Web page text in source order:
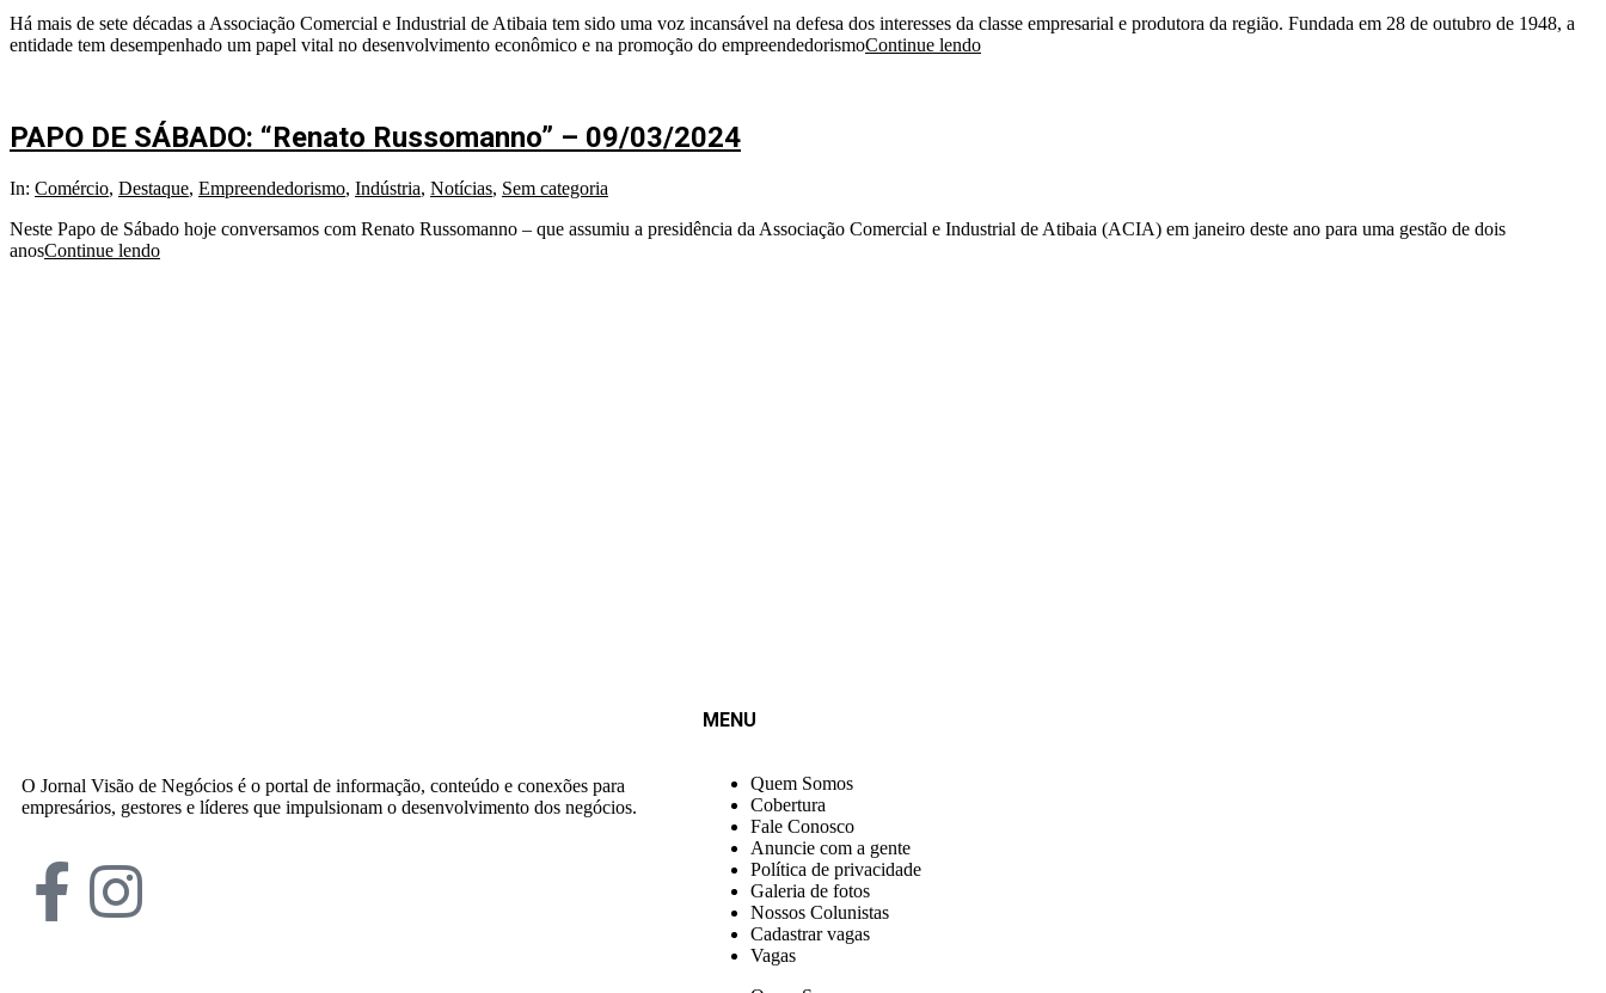
Há mais de sete décadas a Associação Comercial e Industrial de Atibaia tem sido uma voz incansável na defesa dos interesses da classe empresarial e produtora da região. Fundada em 28 de outubro de 1948, a
entidade tem desempenhado um papel vital no desenvolvimento econômico e na promoção do empreendedorismoContinue lendo
PAPO DE SÁBADO: “Renato Russomanno” – 09/03/2024
In: Comércio, Destaque, Empreendedorismo, Indústria, Notícias, Sem categoria
Neste Papo de Sábado hoje conversamos com Renato Russomanno – que assumiu a presidência da Associação Comercial e Industrial de Atibaia (ACIA) em janeiro deste ano para uma gestão de dois
anosContinue lendo
O Jornal Visão de Negócios é o portal de informação, conteúdo e conexões para
empresários, gestores e líderes que impulsionam o desenvolvimento dos negócios.
MENU
Quem Somos
Cobertura
Fale Conosco
Anuncie com a gente
Política de privacidade
Galeria de fotos
Nossos Colunistas
Cadastrar vagas
Vagas